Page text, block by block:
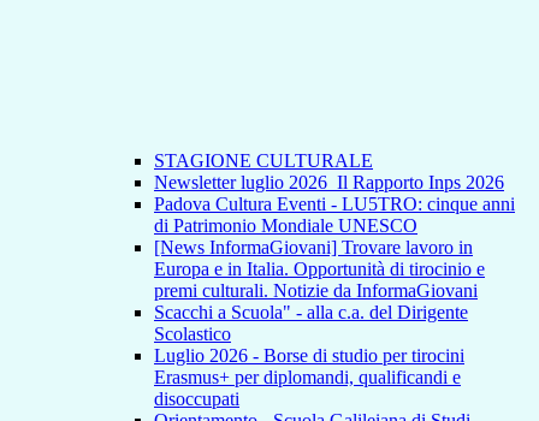
STAGIONE CULTURALE
Newsletter luglio 2026_Il Rapporto Inps 2026
Padova Cultura Eventi - LU5TRO: cinque anni
di Patrimonio Mondiale UNESCO
[News InformaGiovani] Trovare lavoro in
Europa e in Italia. Opportunità di tirocinio e
premi culturali. Notizie da InformaGiovani
Scacchi a Scuola" - alla c.a. del Dirigente
Scolastico
Luglio 2026 - Borse di studio per tirocini
Erasmus+ per diplomandi, qualificandi e
disoccupati